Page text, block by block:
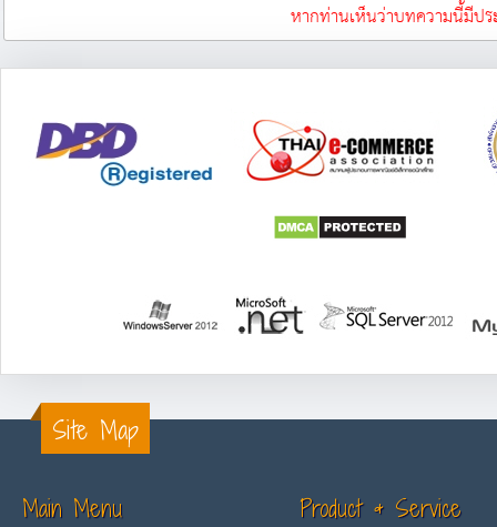
หากท่านเห็นว่าบทความนี้มีป
Site Map
Main Menu Product & Service